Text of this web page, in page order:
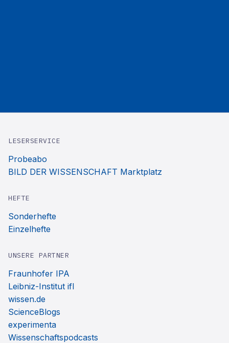
LESERSERVICE
Probeabo
BILD DER WISSENSCHAFT Marktplatz
HEFTE
Sonderhefte
Einzelhefte
UNSERE PARTNER
Fraunhofer IPA
Leibniz-Institut ifl
wissen.de
ScienceBlogs
experimenta
Wissenschaftspodcasts